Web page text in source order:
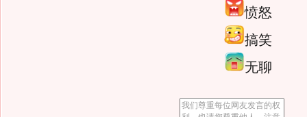
愤怒
搞笑
无聊